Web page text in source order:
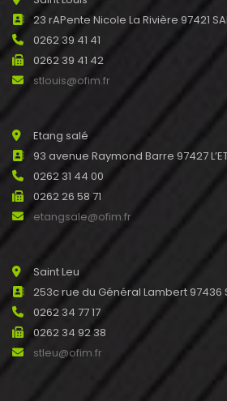
23 rAPente Nicole La Rivière 97421
0262 39 41 41
0262 39 41 42
stlouis@ofim.fr
Etang salé
93 avenue Raymond Barre 97427
0262 31 44 00
0262 26 58 71
etangsale@ofim.fr
Saint Leu
253c rue du Général Lambert 97436
0262 34 77 17
0262 34 92 38
stleu@ofim.fr